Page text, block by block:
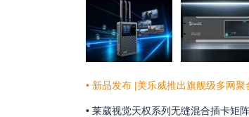
• 新品发布 |美乐威推出旗舰级多网聚
由器Pro Router Max，为关键业务提
• 莱葳视觉天权系列无缝混合插卡矩